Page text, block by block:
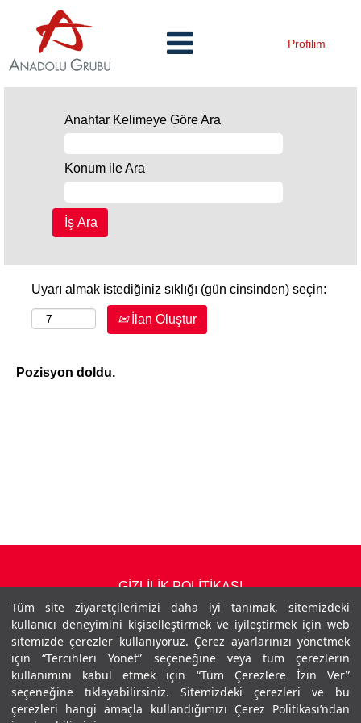
Tüm site ziyaretçilerimizi daha iyi tanımak, sitemizdeki
kullanıcı deneyimini kişiselleştirmek ve iyileştirmek için web
sitemizde çerezler kullanıyoruz. Çerez ayarlarınızı yönetmek
için “Tercihleri Yönet” seçeneğine veya tüm çerezlerin
kullanımını kabul etmek için “Tüm Çerezlere İzin Ver”
seçeneğine tıklayabilirsiniz. Sitemizdeki çerezleri ve bu
çerezleri hangi amaçla kullandığımızı Çerez Politikası’ndan
Profilim
Anahtar Kelimeye Göre Ara
Konum ile Ara
Uyarı almak istediğiniz sıklığı (gün cinsinden) seçin:
İlan Oluştur
Pozisyon doldu.
GİZLİLİK POLİTİKASI
İLETİŞİM
Y
e
n
Y
e
n
Y
e
n